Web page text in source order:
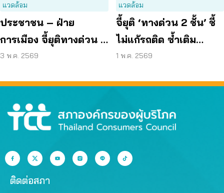
แวดล้อม
ประชาชน – ฝ่าย
การเมือง จี้ยุติทางด่วน 2
ชั้น ทำรัฐสูญรายได้ 1.7
3 พ.ค. 2569
แวดล้อม
จี้ยุติ ‘ทางด่วน 2 ชั้น’ ชี้
ไม่แก้รถติด ซ้ำเติม
ประชาชน
1 พ.ค. 2569
ติดต่อสภา